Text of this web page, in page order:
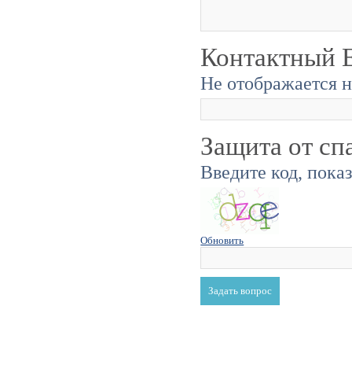
Контактный
Не отображается
Защита от
Введите код,
Обновить